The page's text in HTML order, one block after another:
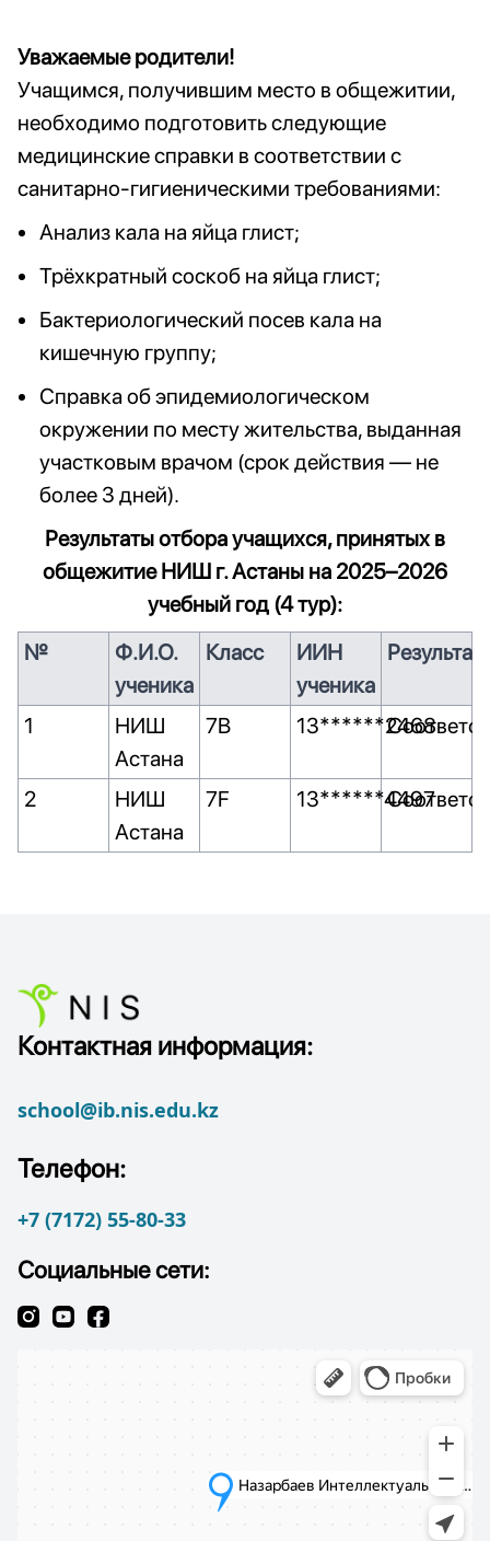
Уважаемые родители!
Учащимся, получившим место в общежитии,
необходимо подготовить следующие
медицинские справки в соответствии с
санитарно-гигиеническими требованиями:
Анализ кала на яйца глист;
Трёхкратный соскоб на яйца глист;
Бактериологический посев кала на
кишечную группу;
Справка об эпидемиологическом
окружении по месту жительства, выданная
участковым врачом (срок действия — не
более 3 дней).
Результаты отбора учащихся, принятых в
общежитие НИШ г. Астаны на 2025–2026
учебный год (4 тур):
№
Ф.И.О.
ученика
Класс
ИИН
ученика
Результат
1
НИШ
Астана
7B 13******2468
2
НИШ
Астана
7F 13******4497
Контактная информация:
school@ib.nis.edu.kz
Телефон:
+7 (7172) 55-80-33
Социальные сети: